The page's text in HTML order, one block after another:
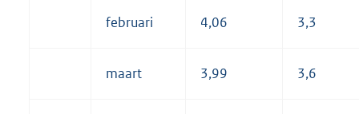
februari 4,06 3,3
maart 3,99 3,6